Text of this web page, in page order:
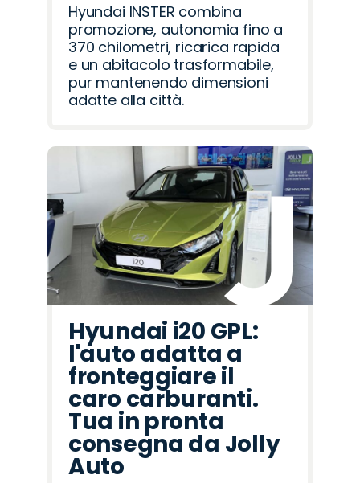
Hyundai INSTER combina
promozione, autonomia fino a
370 chilometri, ricarica rapida
e un abitacolo trasformabile,
pur mantenendo dimensioni
adatte alla città.
Hyundai i20 GPL:
l'auto adatta a
fronteggiare il
caro carburanti.
Tua in pronta
consegna da Jolly
Auto